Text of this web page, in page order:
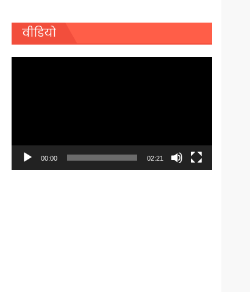
वीडियो
00:00 02:21